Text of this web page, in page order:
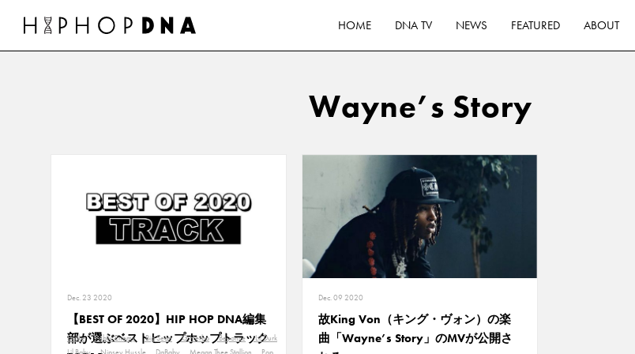
HOME DNA TV NEWS FEATURED ABOUT
Wayne’s Story
Dec. 23 2020
【BEST OF 2020】HIP HOP DNA編集
部が選ぶベストヒップホップトラック
Drake Public Enemy Big Sean G Herbo Beyonce
Lil Durk
Dec. 09 2020
故King Von（キング・ヴォン）の楽
曲「Wayne’s Story」のMVが公開さ